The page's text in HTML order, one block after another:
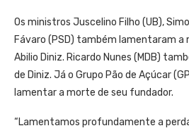
Os ministros Juscelino Filho (UB),
Fávaro (PSD) também lamentaram a
Abilio Diniz. Ricardo Nunes (MDB)
de Diniz. Já o Grupo Pão de Açúcar
lamentar a morte de seu fundador.
“Lamentamos profundamente a